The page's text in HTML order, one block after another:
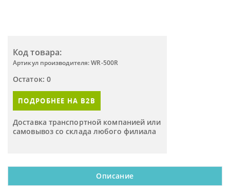
Код товара:
Артикул производителя: WR-500R
Остаток: 0
ПОДРОБНЕЕ НА B2B
Доставка транспортной компанией или
самовывоз со склада любого филиала
Описание